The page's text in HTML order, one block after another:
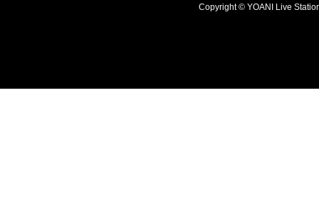
Copyright © YOANI Live